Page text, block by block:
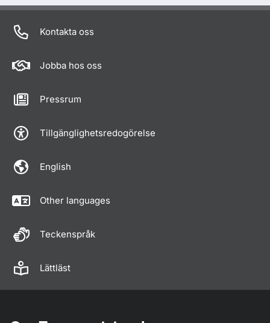
Kontakta oss
Jobba hos oss
Pressrum
Tillgänglighetsredogörelse
English
Other languages
Teckenspråk
Lättläst